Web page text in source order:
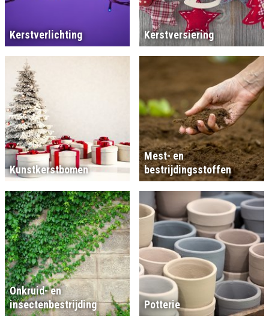
Kerstverlichting Kerstversiering
Kunstkerstbomen
Mest- en
bestrijdingsstoffen
Onkruid- en
insectenbestrijding
Potterie